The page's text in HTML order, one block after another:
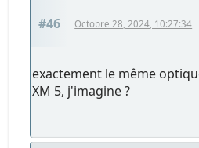
#46 Octobre 28, 2024, 10:27:34
exactement le même
XM 5, j'imagine ?